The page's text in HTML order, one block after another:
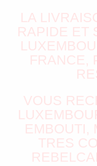
LA
RAPIDE ET
FRANCE,
VOUS
EMBOUTI,
TRES